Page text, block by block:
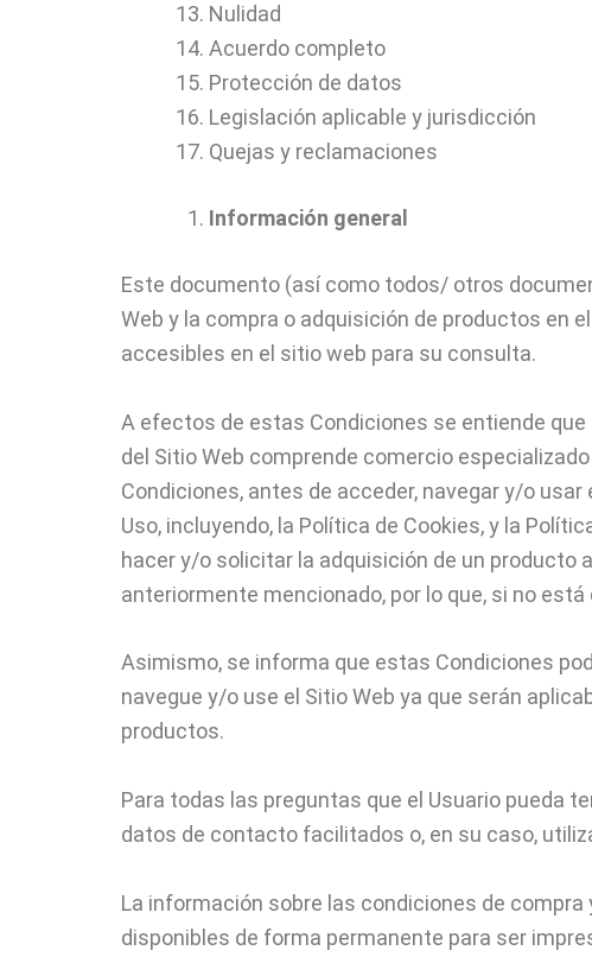
Nulidad
Acuerdo completo
Protección de datos
Legislación aplicable y jurisdicción
Quejas y reclamaciones
Información general
Este documento (así como todos/ otros
Web y la compra o adquisición de productos en
accesibles en el sitio web para su consulta.
A efectos de estas Condiciones se entiende que
del Sitio Web comprende comercio
Condiciones, antes de acceder, navegar y/o
Uso, incluyendo, la Política de Cookies, y la
hacer y/o solicitar la adquisición de un producto
anteriormente mencionado, por lo que, si no
Asimismo, se informa que estas Condiciones
navegue y/o use el Sitio Web ya que serán
productos.
Para todas las preguntas que el Usuario pueda
datos de contacto facilitados o, en su caso,
La información sobre las condiciones de
disponibles de forma permanente para ser